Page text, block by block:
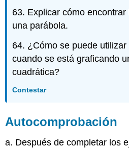
63. Explicar cómo
una parábola.
64. ¿Cómo se puede
cuando se está graficando
cuadrática?
Contestar
Autocomprobación
a. Después de completar los